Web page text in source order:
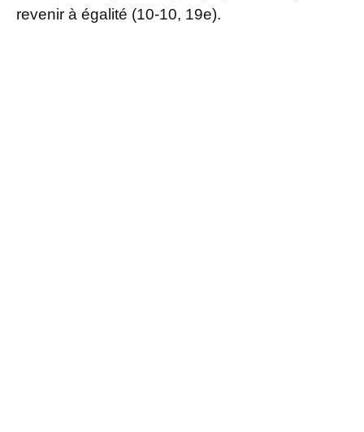
revenir à égalité (10-10, 19e).